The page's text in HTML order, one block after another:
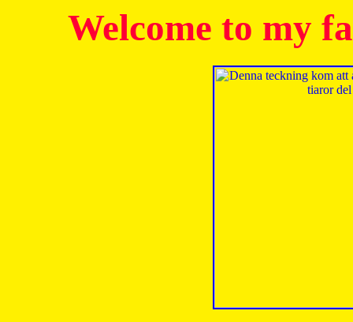
Welcome to my